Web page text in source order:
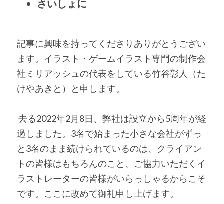
さいしょに
記事に興味を持ってくださりありがとうござい
ます。イラスト・ゲームイラスト専門の制作会
社ミリアッシュの代表をしている竹谷彰人（た
けやあきと）と申します。
過しました。3名で始まった小さな会社がずっ
と3名のまま続けられているのは、クライアン
トの皆様はもちろんのこと、ご協力いただくイ
ラストレーターの皆様がいらっしゃるからこそ
です。ここに改めて御礼申し上げます。